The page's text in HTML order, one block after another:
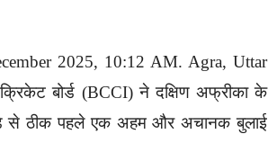
2025, 10:12 AM. Agra, Uttar
क्रिकेट बोर्ड (BCCI) ने दक्षिण अफ्रीका के
से ठीक पहले एक अहम और अचानक बुलाई